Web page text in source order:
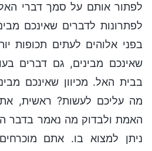
לפתור אותם על סמך דברי
לפתרונות לדברים שאינכם
בפני אלוהים לעתים תכופות
שאינכם מבינים, גם דברים
בבית האל. מכיוון שאינכם
מה עליכם לעשות? ראשית,
האמת ולבדוק מה נאמר בדבר
ניתן למצוא בו. אתם